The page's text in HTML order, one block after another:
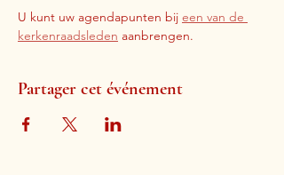
U kunt uw agendapunten bij een van de
kerkenraadsleden aanbrengen.
Partager cet événement